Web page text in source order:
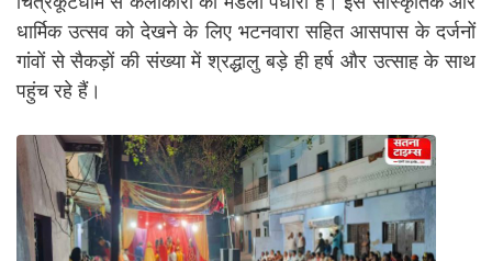
धार्मिक उत्सव को देखने के लिए भटनवारा सहित आसपास के दर्जनों
गांवों से सैकड़ों की संख्या में श्रद्धालु बड़े ही हर्ष और उत्साह के साथ
पहुंच रहे हैं।